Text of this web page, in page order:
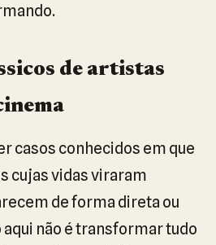
de artistas
casos conhecidos em que
cujas vidas viraram
de forma direta ou
não é transformar tudo